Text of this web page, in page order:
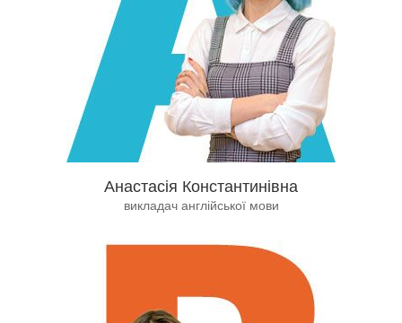
Анастасія Константинівна
викладач англійської мови